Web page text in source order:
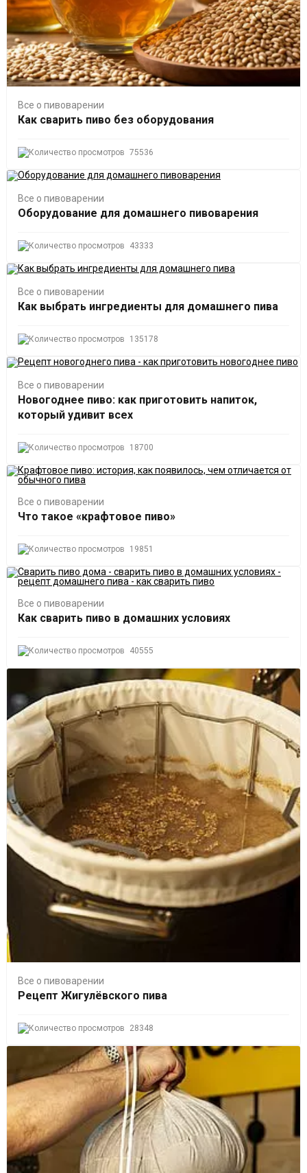
Все о пивоварении
Как сварить пиво без оборудования
75536
Все о пивоварении
Оборудование для домашнего пивоварения
43333
Все о пивоварении
Как выбрать ингредиенты для домашнего пива
135178
Все о пивоварении
Новогоднее пиво: как приготовить напиток,
который удивит всех
18700
Все о пивоварении
Что такое «крафтовое пиво»
19851
Все о пивоварении
Как сварить пиво в домашних условиях
40555
Все о пивоварении
Рецепт Жигулёвского пива
28348